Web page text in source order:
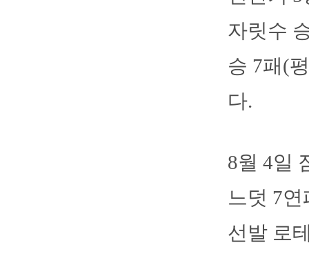
자릿수
승 7패(
다.
8월 4일
느덧 7
선발 로